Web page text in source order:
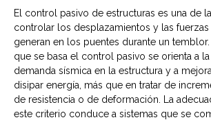
El control pasivo de estructuras es una de
controlar los desplazamientos y las
generan en los puentes durante un
que se basa el control pasivo se orienta a
demanda sísmica en la estructura y a
disipar energía, más que en tratar de
de resistencia o de deformación. La
este criterio conduce a sistemas que se